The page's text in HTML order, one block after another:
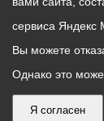
сервиса Яндекс
Вы можете
Однако это
Я согласен